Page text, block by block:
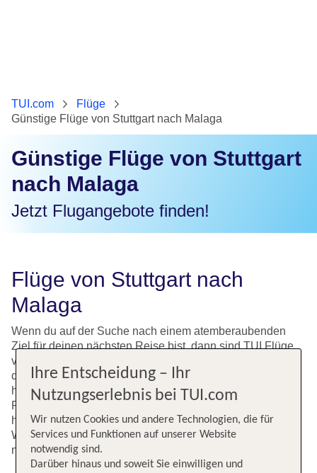
TUI.com
Flüge
Günstige Flüge von Stuttgart nach Malaga
Günstige Flüge von Stuttgart
nach Malaga
Jetzt Flugangebote finden!
Flüge von Stuttgart nach
Malaga
Wenn du auf der Suche nach einem atemberaubenden
Ziel für deinen nächsten Reise bist, dann sind TUI Flüge
von Stuttgart nach Malaga genau das Richtige. TUI bietet
dir zahlreiche Optionen, vom günstigen Flugangebot bis
hin zum Direktflug. Entdecke Malaga, eine spanische
Perle am Mittelmeer, mit ihren sonnigen Stränden,
historischen Monumenten und lebhaften Tapas-Bars.
Warum also warten. Buche jetzt deinen Flug von Stuttgart
nach Malaga und lass deine Reise beginnen.
Ihre Entscheidung – Ihr
Nutzungserlebnis bei TUI.com
Wir nutzen Cookies und andere Technologien, die für
Services und Funktionen auf unserer Website
notwendig sind.
Darüber hinaus und soweit Sie einwilligen und